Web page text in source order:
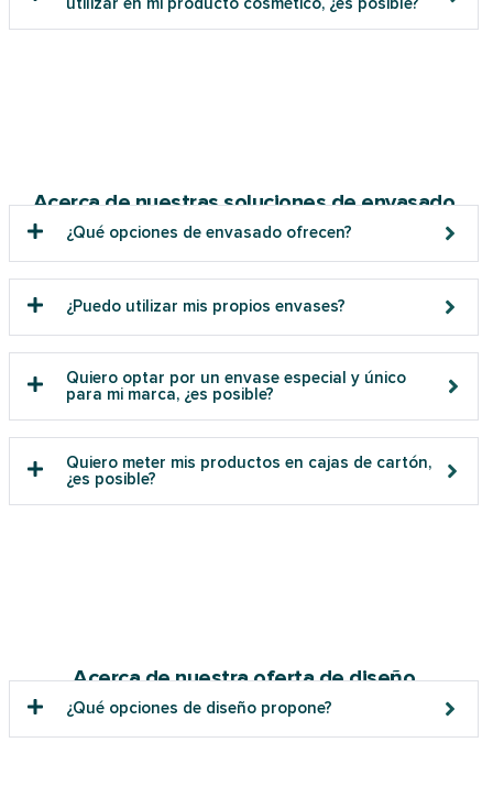
Acerca de nuestras soluciones de envasado
¿Qué opciones de envasado ofrecen?
¿Puedo utilizar mis propios envases?
Quiero optar por un envase especial y único
para mi marca, ¿es posible?
Quiero meter mis productos en cajas de cartón,
¿es posible?
Acerca de nuestra oferta de diseño
¿Qué opciones de diseño propone?